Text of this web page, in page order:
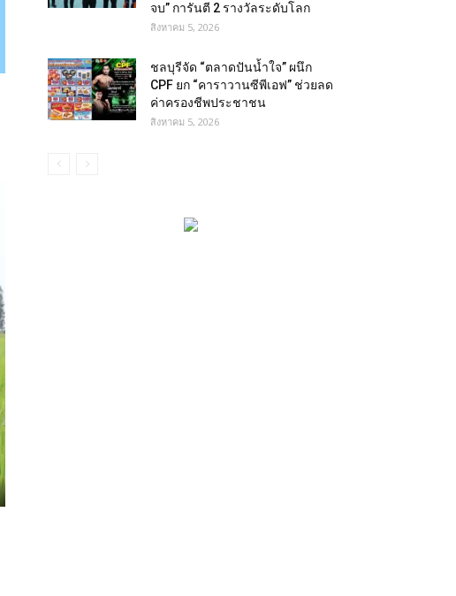
จบ” การันตี 2 รางวัลระดับโลก
สิงหาคม 5, 2026
ชลบุรีจัด “ตลาดปันน้ำใจ” ผนึก
CPF ยก “คาราวานซีพีเอฟ” ช่วยลด
ค่าครองชีพประชาชน
สิงหาคม 5, 2026